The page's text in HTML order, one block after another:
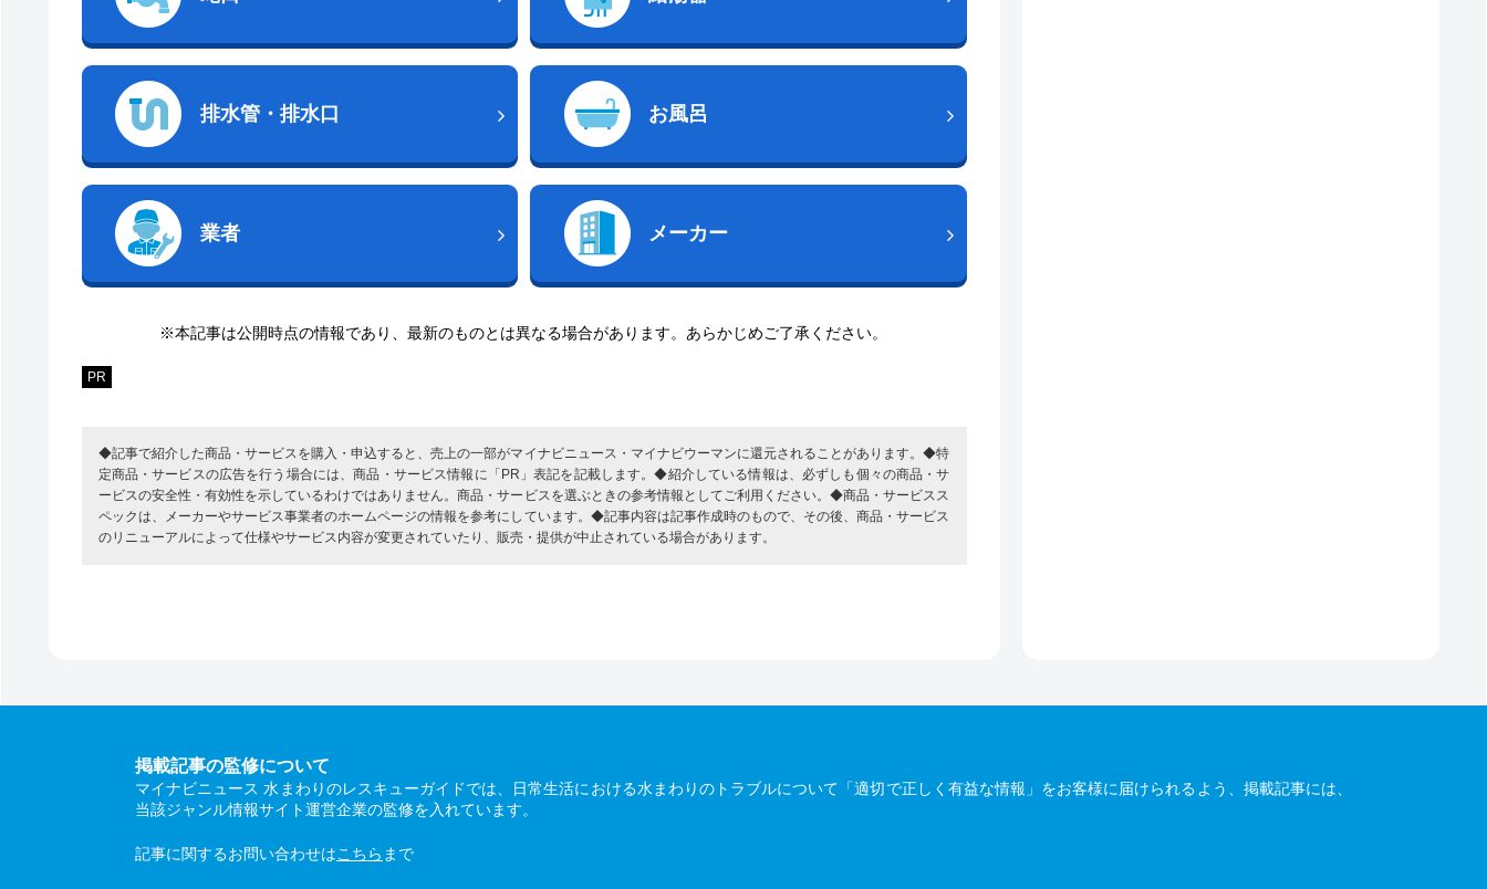
排水管・排水口 お風呂
業者 メーカー
※本記事は公開時点の情報であり、最新のものとは異なる場合があります。あらかじめご了承ください。
PR
◆記事で紹介した商品・サービスを購入・申込すると、売上の一部がマイナビニュース・マイナビウーマンに還元されることがあります。◆特
定商品・サービスの広告を行う場合には、商品・サービス情報に「PR」表記を記載します。◆紹介している情報は、必ずしも個々の商品・サ
ービスの安全性・有効性を示しているわけではありません。商品・サービスを選ぶときの参考情報としてご利用ください。◆商品・サービスス
ペックは、メーカーやサービス事業者のホームページの情報を参考にしています。◆記事内容は記事作成時のもので、その後、商品・サービス
のリニューアルによって仕様やサービス内容が変更されていたり、販売・提供が中止されている場合があります。
掲載記事の監修について
マイナビニュース 水まわりのレスキューガイドでは、日常生活における水まわりのトラブルについて「適切で正しく有益な情報」をお客様に届けられるよう、掲載記事には、
当該ジャンル情報サイト運営企業の監修を入れています。
記事に関するお問い合わせはこちら まで